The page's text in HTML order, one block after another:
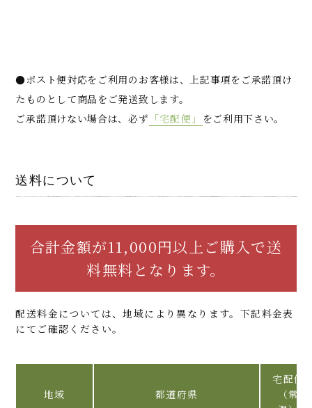
●ポスト便対応をご利用のお客様は、上記事項をご承諾頂け
たものとして商品をご発送致します。
ご承諾頂けない場合は、必ず 「宅配便」 をご利用下さい。
送料について
合計金額が11,000円以上ご購入で送
料無料となります。
配送料金については、地域により異なります。下記料金表
にてご確認ください。
地域 都道府県
宅配便
（常